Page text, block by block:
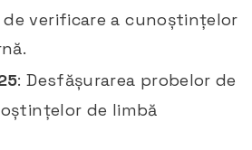
verificare a cunoștințelor
: Desfășurarea probelor de
de limbă